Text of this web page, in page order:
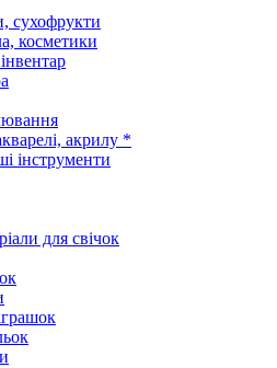
сухофрукти
косметики
акрилу *
інструменти
для свічок